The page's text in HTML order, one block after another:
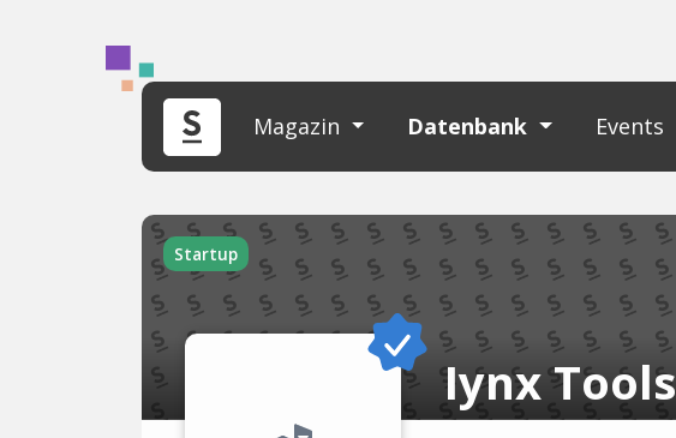
Magazin Datenbank Events
Startup
Iynx Tools